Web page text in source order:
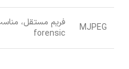
MJPEG
فریم مستقل،
forensic